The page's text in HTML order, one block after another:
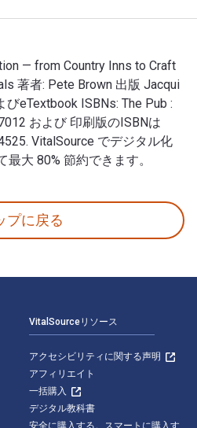
— from Country Inns to Craft
著者: Pete Brown 出版 Jacqui
eTextbook ISBNs: The Pub :
および 印刷版のISBNは
VitalSource でデジタル化
大 80% 節約できます。
プに戻る
VitalSourceリソース
アクセシビリティに関する声明
アフィリエイト
一括購入
デジタル教科書
安全に購入する。スマートに購入す